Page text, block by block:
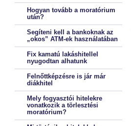
Hogyan tovább a moratórium
után?
Segíteni kell a bankoknak az
„okos” ATM-ek használatában
Fix kamatú lakáshitellel
nyugodtan alhatunk
Felnőttképzésre is jár már
diákhitel
Mely fogyasztói hitelekre
vonatkozik a törlesztési
moratórium?